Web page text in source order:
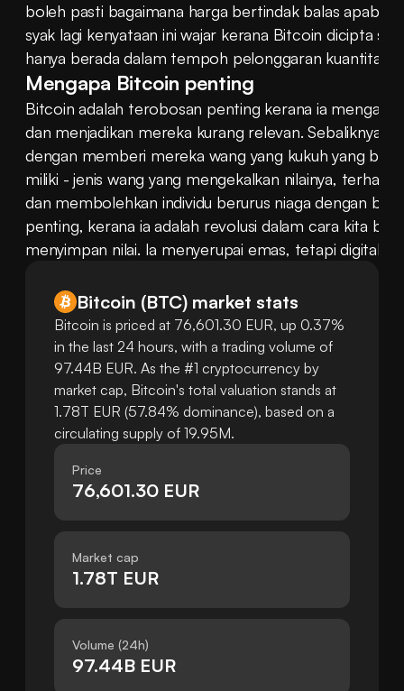
boleh pasti bagaimana harga bertindak balas apabila
syak lagi kenyataan ini wajar kerana Bitcoin dicipta
hanya berada dalam tempoh pelonggaran kuantitatif.
Mengapa Bitcoin penting
Bitcoin adalah terobosan penting kerana ia
dan menjadikan mereka kurang relevan. Sebaliknya,
dengan memberi mereka wang yang kukuh yang
miliki - jenis wang yang mengekalkan nilainya, terhad
dan membolehkan individu berurus niaga dengan
penting, kerana ia adalah revolusi dalam cara kita
menyimpan nilai. Ia menyerupai emas, tetapi digital
Bitcoin (BTC) market stats
Bitcoin is priced at 76,601.30 EUR, up 0.37%
in the last 24 hours, with a trading volume of
97.44B EUR. As the #1 cryptocurrency by
market cap, Bitcoin's total valuation stands at
1.78T EUR (57.84% dominance), based on a
circulating supply of 19.95M.
Price
76,601.30 EUR
Market cap
1.78T EUR
Volume (24h)
97.44B EUR